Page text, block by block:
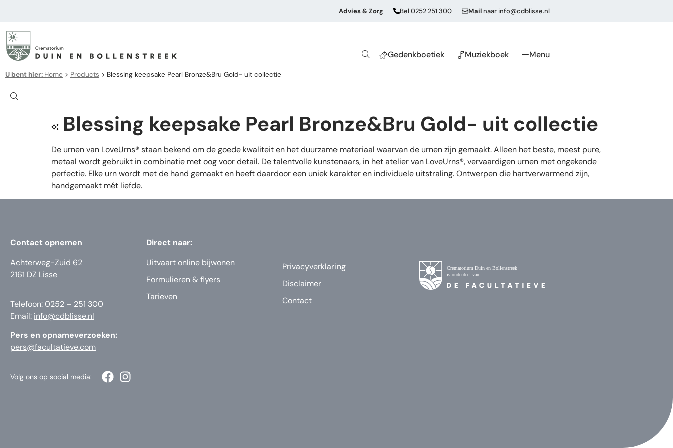
Advies & Zorg Bel 0252 251 300 Mail naarinfo@cdblisse.nl
Gedenkboetiek Muziekboek Menu
U bent hier: Home > Products > Blessing keepsake Pearl Bronze&Bru Gold- uit collectie
Blessing keepsake Pearl Bronze&Bru Gold- uit collectie
De urnen van LoveUrns® staan bekend om de goede kwaliteit en het duurzame materiaal waarvan de urnen zijn gemaakt. Alleen het beste, meest pure,
metaal wordt gebruikt in combinatie met oog voor detail. De talentvolle kunstenaars, in het atelier van LoveUrns®, vervaardigen urnen met ongekende
perfectie. Elke urn wordt met de hand gemaakt en heeft daardoor een uniek karakter en individuele uitstraling. Ontwerpen die hartverwarmend zijn,
handgemaakt mét liefde.
Contact opnemen
Achterweg-Zuid 62
2161 DZ Lisse
Telefoon: 0252 – 251 300
Email: info@cdblisse.nl
Pers en opnameverzoeken:
pers@facultatieve.com
Direct naar:
Uitvaart online bijwonen
Formulieren & flyers
Tarieven
Privacyverklaring
Disclaimer
Contact
Volg ons op social media: